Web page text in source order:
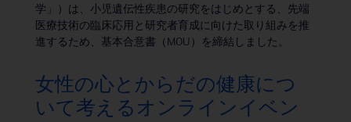
学」）は、小児遺伝性疾患の研究をはじめとする、先端
医療技術の臨床応用と研究者育成に向けた取り組みを推
進するため、基本合意書（MOU）を締結しました。
女性の心とからだの健康につ
いて考えるオンラインイベン